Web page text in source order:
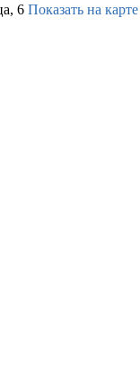
6 Показать на карте